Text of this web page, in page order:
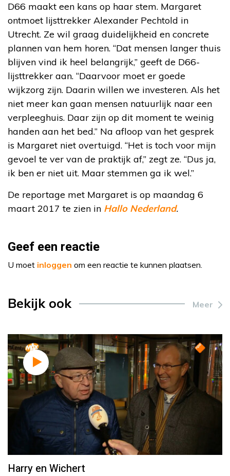
D66 maakt een kans op haar stem. Margaret
ontmoet lijsttrekker Alexander Pechtold in
Utrecht. Ze wil graag duidelijkheid en concrete
plannen van hem horen. “Dat mensen langer thuis
blijven vind ik heel belangrijk,” geeft de D66-
lijsttrekker aan. “Daarvoor moet er goede
wijkzorg zijn. Daarin willen we investeren. Als het
niet meer kan gaan mensen natuurlijk naar een
verpleeghuis. Daar zijn op dit moment te weinig
handen aan het bed.” Na afloop van het gesprek
is Margaret niet overtuigd. “Het is toch voor mijn
gevoel te ver van de praktijk af,” zegt ze. “Dus ja,
ik ben er niet uit. Maar stemmen ga ik wel.”
De reportage met Margaret is op maandag 6
maart 2017 te zien in Hallo Nederland.
Geef een reactie
U moet inloggen om een reactie te kunnen plaatsen.
Bekijk ook Meer
Harry en Wichert